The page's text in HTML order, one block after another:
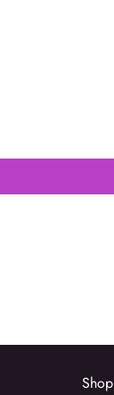
Shop